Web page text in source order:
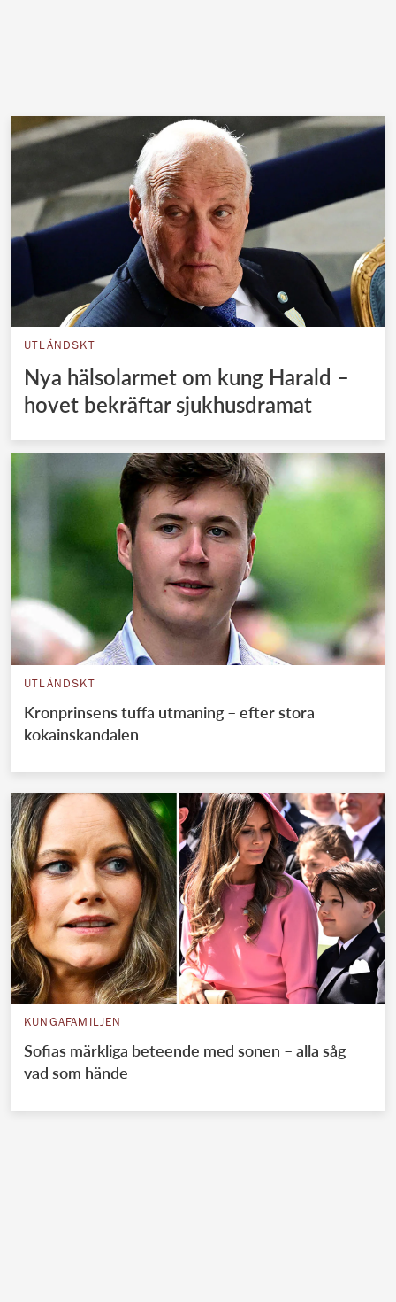
UTLÄNDSKT
Nya hälsolarmet om kung Harald –
hovet bekräftar sjukhusdramat
UTLÄNDSKT
Kronprinsens tuffa utmaning – efter stora
kokainskandalen
KUNGAFAMILJEN
Sofias märkliga beteende med sonen – alla såg
vad som hände